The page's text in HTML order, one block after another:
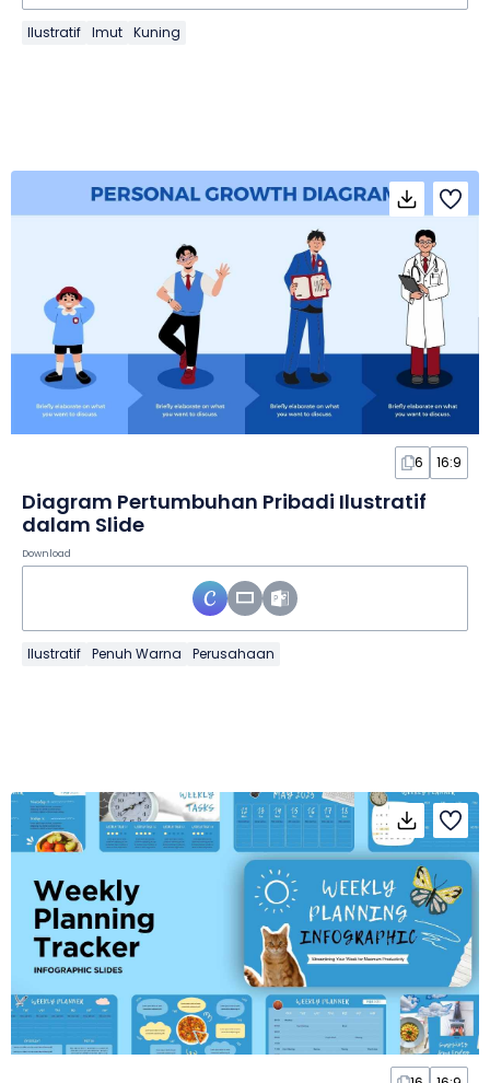
Ilustratif Imut Kuning
6 16:9
Diagram Pertumbuhan Pribadi Ilustratif
dalam Slide
Download
Ilustratif Penuh Warna Perusahaan